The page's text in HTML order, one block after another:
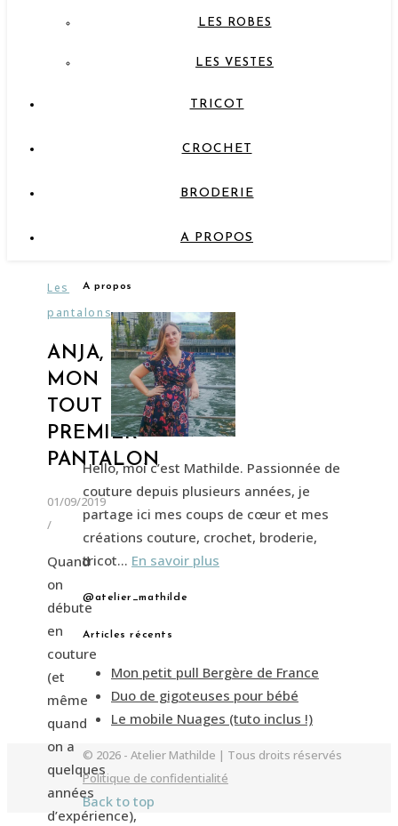
LES ROBES
LES VESTES
TRICOT
CROCHET
BRODERIE
A PROPOS
Les
pantalons
ANJA,
MON
TOUT
PREMIER
PANTALON
01/09/2019
/
Quand
on
débute
en
couture
(et
même
quand
on a
quelques
années
d’expérience),
A propos
Hello, moi c’est Mathilde. Passionnée de
couture depuis plusieurs années, je
partage ici mes coups de cœur et mes
créations couture, crochet, broderie,
tricot… En savoir plus
@atelier_mathilde
Articles récents
Mon petit pull Bergère de France
Duo de gigoteuses pour bébé
Le mobile Nuages (tuto inclus !)
© 2026 - Atelier Mathilde | Tous droits réservés
Politique de confidentialité
Back to top